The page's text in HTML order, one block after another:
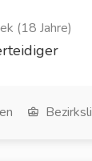
(18 Jahre)